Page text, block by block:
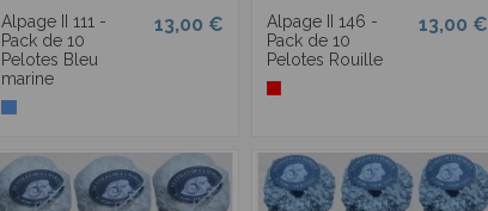
Alpage II 111 -
Pack de 10
Pelotes Bleu
marine
13,00 €
Alpage II 146 -
Pack de 10
Pelotes Rouille
13,00 €